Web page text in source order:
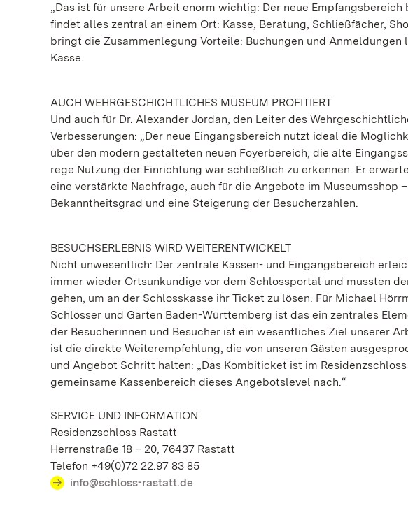
„Das ist für unsere Arbeit enorm wichtig: Der neue
findet alles zentral an einem Ort: Kasse, Beratung, Schließfächer,
bringt die Zusammenlegung Vorteile: Buchungen und
Kasse.
AUCH WEHRGESCHICHTLICHES MUSEUM PROFITIERT
Und auch für Dr. Alexander Jordan, den Leiter des
Verbesserungen: „Der neue Eingangsbereich nutzt ideal die
über den modern gestalteten neuen Foyerbereich; die alte
rege Nutzung der Einrichtung war schließlich zu erkennen. Er
eine verstärkte Nachfrage, auch für die Angebote im
Bekanntheitsgrad und eine Steigerung der Besucherzahlen.
BESUCHSERLEBNIS WIRD WEITERENTWICKELT
Nicht unwesentlich: Der zentrale Kassen- und Eingangsbereich
immer wieder Ortsunkundige vor dem Schlossportal und mussten
gehen, um an der Schlosskasse ihr Ticket zu lösen. Für Michael
Schlösser und Gärten Baden-Württemberg ist das ein zentrales
der Besucherinnen und Besucher ist ein wesentliches Ziel unserer
ist die direkte Weiterempfehlung, die von unseren Gästen
und Angebot Schritt halten: „Das Kombiticket ist im
gemeinsame Kassenbereich dieses Angebotslevel nach.“
SERVICE UND INFORMATION
Residenzschloss Rastatt
Herrenstraße 18 – 20, 76437 Rastatt
Telefon +49(0)72 22.97 83 85
info@schloss-rastatt.de